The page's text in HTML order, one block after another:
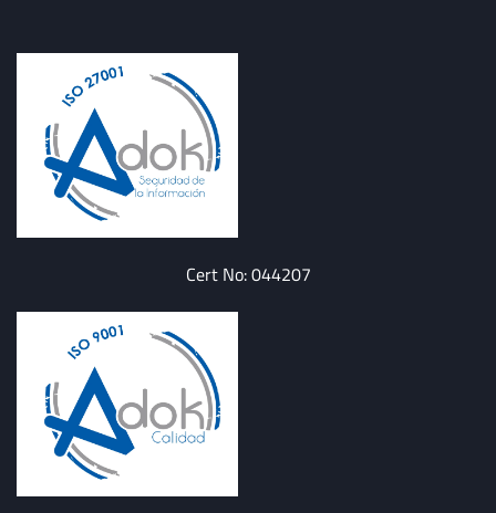
Cert No: 044207